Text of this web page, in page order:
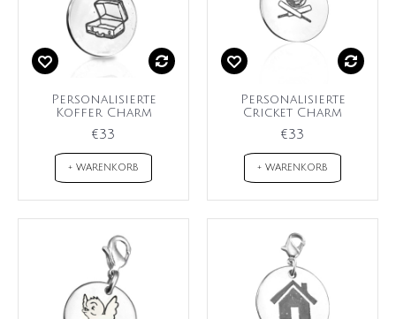
Personalisierte
Koffer Charm
€33
+ WARENKORB
Personalisierte
Cricket Charm
€33
+ WARENKORB